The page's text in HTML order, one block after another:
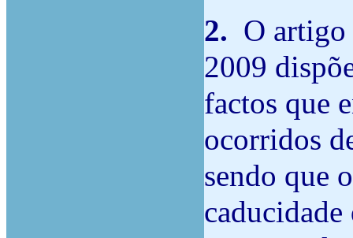
2. O artigo
2009
factos que
ocorridos
sendo que